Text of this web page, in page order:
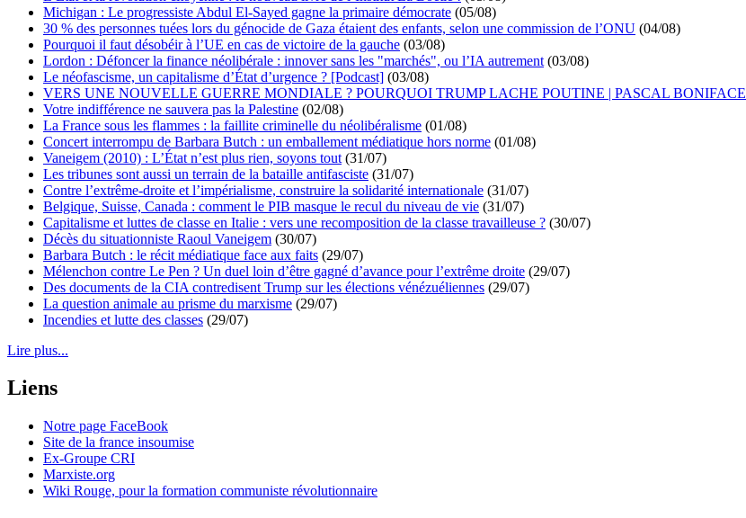
Michigan : Le progressiste Abdul El-Sayed gagne la primaire démocrate (05/08)
30 % des personnes tuées lors du génocide de Gaza étaient des enfants, selon une commission de l’ONU (04/08)
Pourquoi il faut désobéir à l’UE en cas de victoire de la gauche (03/08)
Lordon : Défoncer la finance néolibérale : innover sans les "marchés", ou l’IA autrement (03/08)
Le néofascisme, un capitalisme d’État d’urgence ? [Podcast] (03/08)
VERS UNE NOUVELLE GUERRE MONDIALE ? POURQUOI TRUMP LACHE POUTINE | PASCAL BONIFACE
Votre indifférence ne sauvera pas la Palestine (02/08)
La France sous les flammes : la faillite criminelle du néolibéralisme (01/08)
Concert interrompu de Barbara Butch : un emballement médiatique hors norme (01/08)
Vaneigem (2010) : L’État n’est plus rien, soyons tout (31/07)
Les tribunes sont aussi un terrain de la bataille antifasciste (31/07)
Contre l’extrême-droite et l’impérialisme, construire la solidarité internationale (31/07)
Belgique, Suisse, Canada : comment le PIB masque le recul du niveau de vie (31/07)
Capitalisme et luttes de classe en Italie : vers une recomposition de la classe travailleuse ? (30/07)
Décès du situationniste Raoul Vaneigem (30/07)
Barbara Butch : le récit médiatique face aux faits (29/07)
Mélenchon contre Le Pen ? Un duel loin d’être gagné d’avance pour l’extrême droite (29/07)
Des documents de la CIA contredisent Trump sur les élections vénézuéliennes (29/07)
La question animale au prisme du marxisme (29/07)
Incendies et lutte des classes (29/07)
Lire plus...
Liens
Notre page FaceBook
Site de la france insoumise
Ex-Groupe CRI
Marxiste.org
Wiki Rouge, pour la formation communiste révolutionnaire